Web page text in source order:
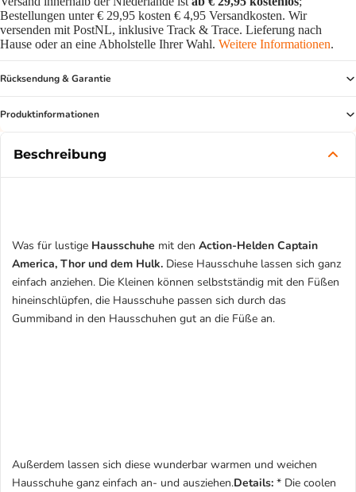
Bestellungen unter € 29,95 kosten € 4,95 Versandkosten. Wir
versenden mit PostNL, inklusive Track & Trace. Lieferung nach
Hause oder an eine Abholstelle Ihrer Wahl. Weitere Informationen.
Rücksendung & Garantie
Produktinformationen
Beschreibung
Was für lustige Hausschuhe mit den Action-Helden Captain
America, Thor und dem Hulk. Diese Hausschuhe lassen sich ganz
einfach anziehen. Die Kleinen können selbstständig mit den Füßen
hineinschlüpfen, die Hausschuhe passen sich durch das
Gummiband in den Hausschuhen gut an die Füße an.
Außerdem lassen sich diese wunderbar warmen und weichen
Hausschuhe ganz einfach an- und ausziehen.Details: * Die coolen